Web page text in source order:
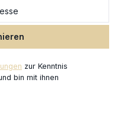
zur Kenntnis
bin mit ihnen